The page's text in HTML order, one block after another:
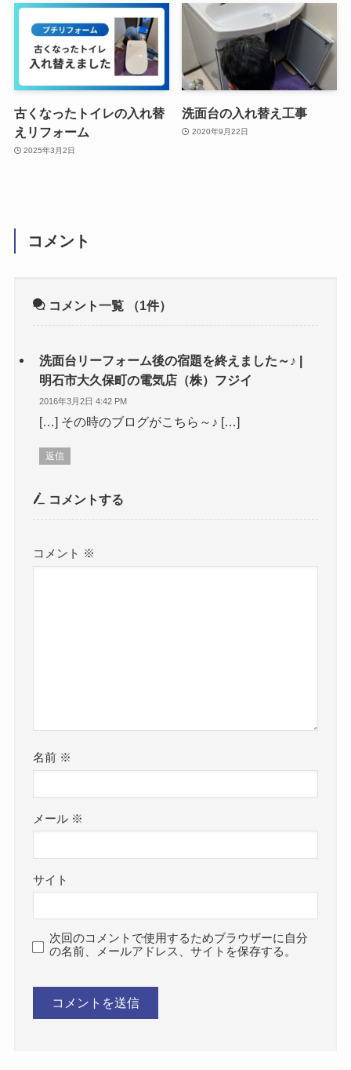
古くなったトイレの入れ替
えリフォーム
2025年3月2日
洗面台の入れ替え工事
2020年9月22日
コメント
コメント一覧 （1件）
洗面台リーフォーム後の宿題を終えました～♪ |
明石市大久保町の電気店（株）フジイ
2016年3月2日 4:42 PM
[…] その時のブログがこちら～♪ […]
返信
コメントする
コメント ※
名前 ※
メール ※
サイト
次回のコメントで使用するためブラウザーに自分
の名前、メールアドレス、サイトを保存する。